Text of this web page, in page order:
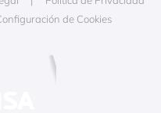
de Cookies